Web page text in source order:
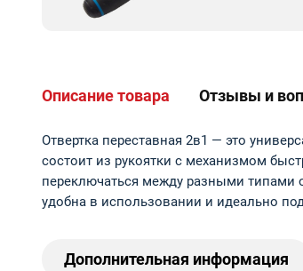
Описание товара Отзывы и
Отвертка переставная 2в1 — это
состоит из рукоятки с механизмом
переключаться между разными типами
удобна в использовании и идеально
Дополнительная информация